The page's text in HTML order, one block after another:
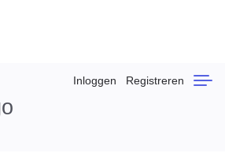
Inloggen Registreren